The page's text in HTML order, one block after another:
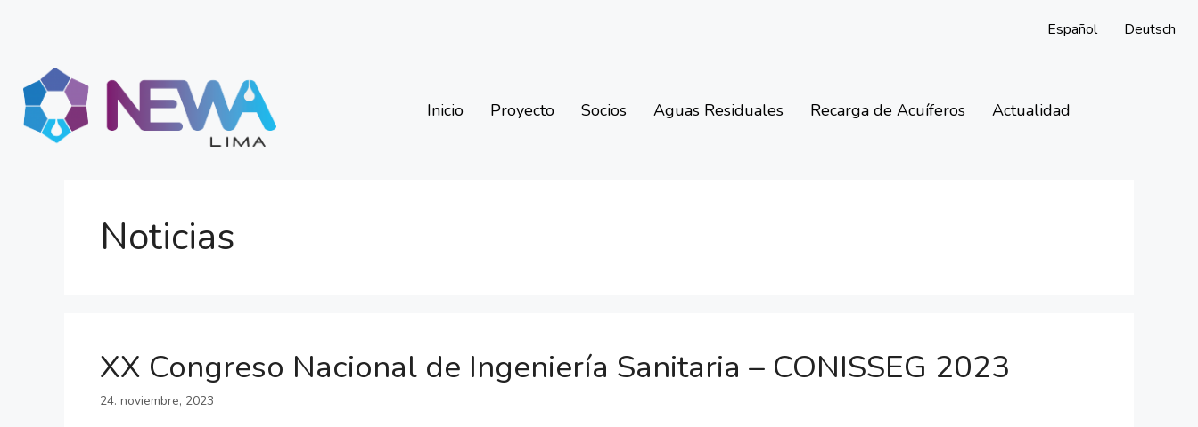
Español Deutsch
Inicio Proyecto Socios Aguas Residuales Recarga de Acuíferos Actualidad
Noticias
XX Congreso Nacional de Ingeniería Sanitaria – CONISSEG 2023
24. noviembre, 2023